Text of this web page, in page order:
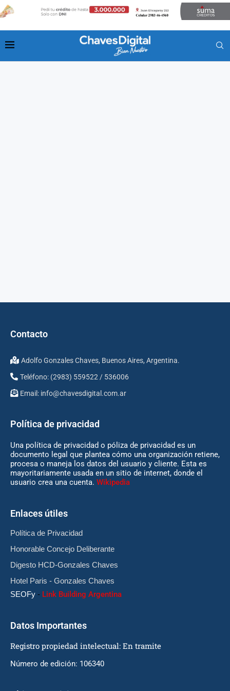
Contacto
Adolfo Gonzales Chaves, Buenos Aires, Argentina.
Teléfono: (2983) 559522 / 536006
Email: info@chavesdigital.com.ar
Política de privacidad
Una política de privacidad o póliza de privacidad es un
documento legal que plantea cómo una organización retiene,
procesa o maneja los datos del usuario y cliente. Esta es
mayoritariamente usada en un sitio de internet, donde el
usuario crea una cuenta. Wikipedia
Enlaces útiles
Política de Privacidad
Honorable Concejo Deliberante
Digesto HCD-Gonzales Chaves
Hotel Paris - Gonzales Chaves
SEOFy - Link Building Argentina
Datos Importantes
Registro propiedad intelectual: En tramite
Número de edición: 106340